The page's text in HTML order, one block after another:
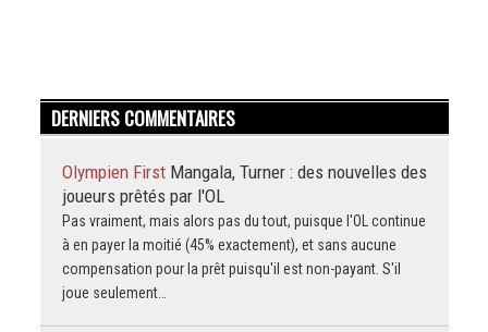
DERNIERS COMMENTAIRES
Olympien First Mangala, Turner : des nouvelles des
joueurs prêtés par l'OL
Pas vraiment, mais alors pas du tout, puisque l'OL continue
à en payer la moitié (45% exactement), et sans aucune
compensation pour la prêt puisqu'il est non-payant. S'il
joue seulement…